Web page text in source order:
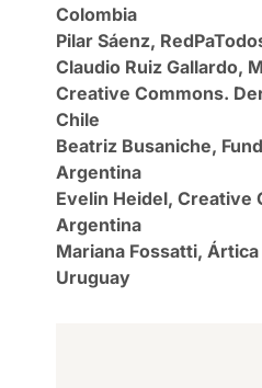
Colombia
Pilar Sáenz,
Claudio Ruiz Gallardo,
Creative Commons.
Chile
Beatriz Busaniche,
Argentina
Evelin Heidel, Creative
Argentina
Mariana Fossatti,
Uruguay